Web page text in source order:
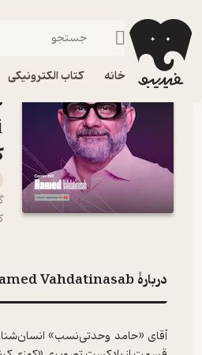
خانه کتاب الکترونیکی
فیدیبو پادکست‌ها
دربارۀ Corner 86: Hamed Vahdatinasab | ضبط شده در ۲۰ آبان ۱۴۰۴ | حامد وحدتی‌نسب
آقای «حامد وحدتی‌نسب»